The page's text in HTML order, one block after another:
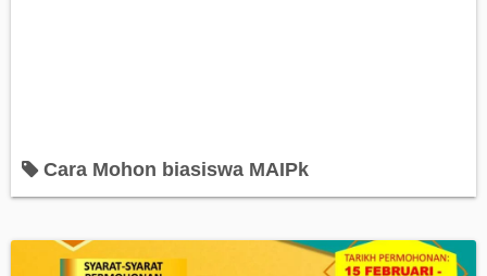
Cara Mohon biasiswa MAIPk